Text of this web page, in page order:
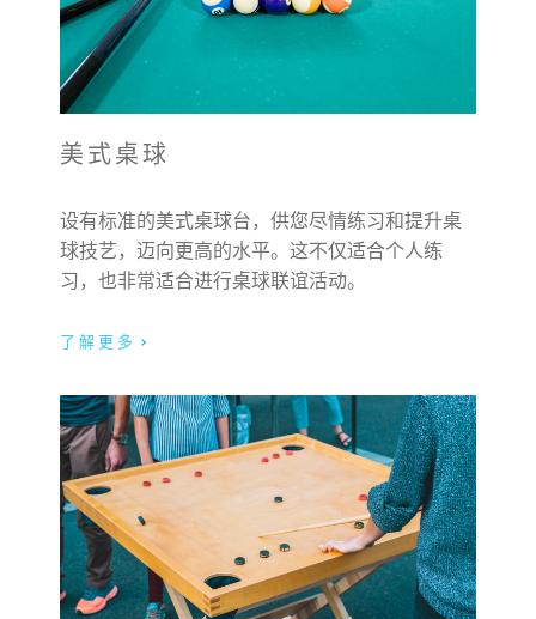
美式桌球
设有标准的美式桌球台，供您尽情练习和提升桌
球技艺，迈向更高的水平。这不仅适合个人练
习，也非常适合进行桌球联谊活动。
了解更多